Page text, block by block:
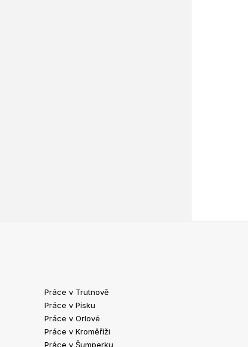
Práce v Trutnově
Práce v Písku
Práce v Orlové
Práce v Kroměříži
Práce v Šumperku